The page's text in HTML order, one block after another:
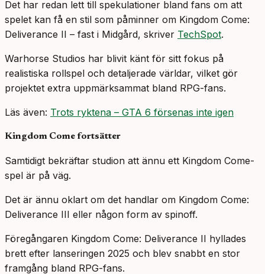
Det har redan lett till spekulationer bland fans om att
spelet kan få en stil som påminner om Kingdom Come:
Deliverance II – fast i Midgård, skriver TechSpot.
Warhorse Studios har blivit känt för sitt fokus på
realistiska rollspel och detaljerade världar, vilket gör
projektet extra uppmärksammat bland RPG-fans.
Läs även: Trots ryktena – GTA 6 försenas inte igen
Kingdom Come fortsätter
Samtidigt bekräftar studion att ännu ett Kingdom Come-
spel är på väg.
Det är ännu oklart om det handlar om Kingdom Come:
Deliverance III eller någon form av spinoff.
Föregångaren Kingdom Come: Deliverance II hyllades
brett efter lanseringen 2025 och blev snabbt en stor
framgång bland RPG-fans.